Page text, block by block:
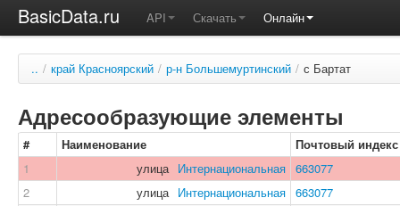
BasicData.ru API Скачать Онлайн
.. / край Красноярский / р-н Большемуртинский / с Бартат
Адресообразующие элементы
# Наименование
Почтовый индекс
1
улица Интернациональная 663077
2
улица Интернациональная 663077